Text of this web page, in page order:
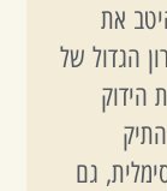
את
הגדול של
הידוק
גם